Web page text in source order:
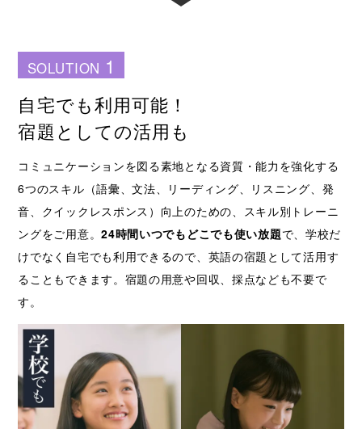
SOLUTION 1
自宅でも利用可能！
宿題としての活用も
コミュニケーションを図る素地となる資質・能力を強化する
6つのスキル（語彙、文法、リーディング、リスニング、発
音、クイックレスポンス）向上のための、スキル別トレーニ
ングをご用意。24時間いつでもどこでも使い放題で、学校だ
けでなく自宅でも利用できるので、英語の宿題として活用す
ることもできます。宿題の用意や回収、採点なども不要で
す。